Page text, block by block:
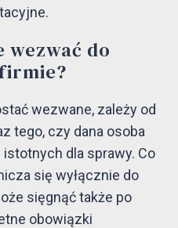
wezwać do
wezwane, zależy od
tego, czy dana osoba
dla sprawy. Co
się wyłącznie do
sięgnąć także po
obowiązki